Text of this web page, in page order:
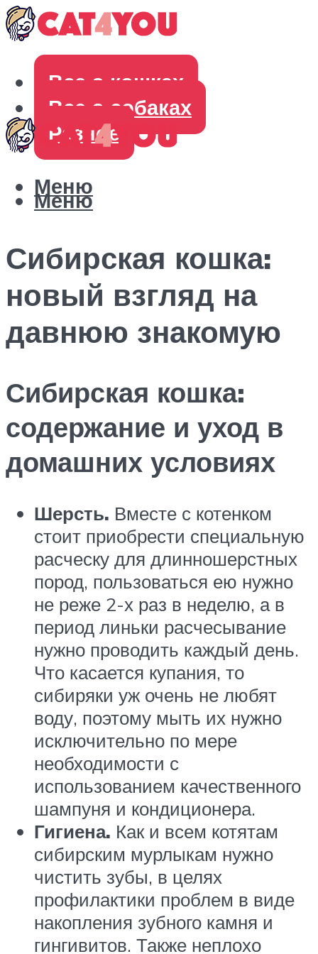
Все о кошках
Все о собаках
Разное
Меню
Меню
Сибирская кошка:
новый взгляд на
давнюю знакомую
Сибирская кошка:
содержание и уход в
домашних условиях
Шерсть. Вместе с котенком
стоит приобрести специальную
расческу для длинношерстных
пород, пользоваться ею нужно
не реже 2-х раз в неделю, а в
период линьки расчесывание
нужно проводить каждый день.
Что касается купания, то
сибиряки уж очень не любят
воду, поэтому мыть их нужно
исключительно по мере
необходимости с
использованием качественного
шампуня и кондиционера.
Гигиена. Как и всем котятам
сибирским мурлыкам нужно
чистить зубы, в целях
профилактики проблем в виде
накопления зубного камня и
гингивитов. Также неплохо